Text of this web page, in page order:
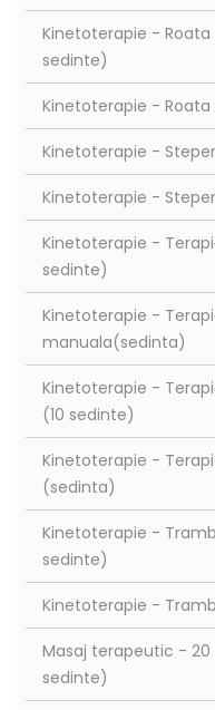
Kinetoterapie - Roata
sedinte)
Kinetoterapie -
Kinetoterapie -
Kinetoterapie -
Kinetoterapie -
sedinte)
Kinetoterapie -
manuala(sedinta)
Kinetoterapie -
(10 sedinte)
Kinetoterapie -
(sedinta)
Kinetoterapie -
sedinte)
Kinetoterapie -
Masaj terapeutic - 20
sedinte)